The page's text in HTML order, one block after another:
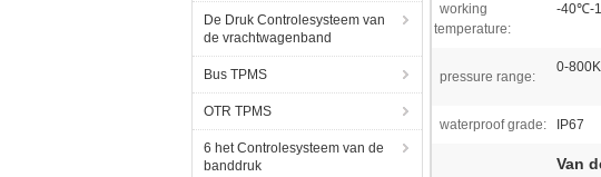
De Druk Controlesysteem van
de vrachtwagenband
Bus TPMS
OTR TPMS
6 het Controlesysteem van de
banddruk
working
temperature:
-40℃-
pressure range:
0-
waterproof grade: IP67
Van